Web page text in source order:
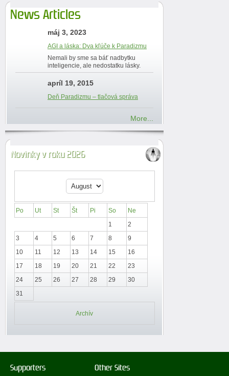
News Articles
máj 3, 2023
AGI a láska: Dva kľúče k Paradizmu
Nemali by sme sa báť nadbytku
inteligencie, ale nedostatku lásky.
apríl 19, 2015
Deň Paradizmu – tlačová správa
More...
Novinky v roku 2026
Po Ut St Št Pi So
Ne
1
2
3
4 5 6 7 8
9
10
11 12 13 14 15
16
17
18 19 20 21 22
23
24
25 26 27 28 29
30
31
Archív
Supporters Other Sites